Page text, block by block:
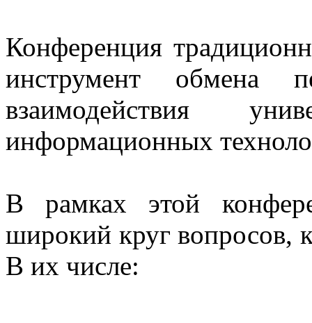
Конференция
инструмент обмена
взаимодействия
информационных
В рамках этой
широкий круг вопросов,
В их числе: